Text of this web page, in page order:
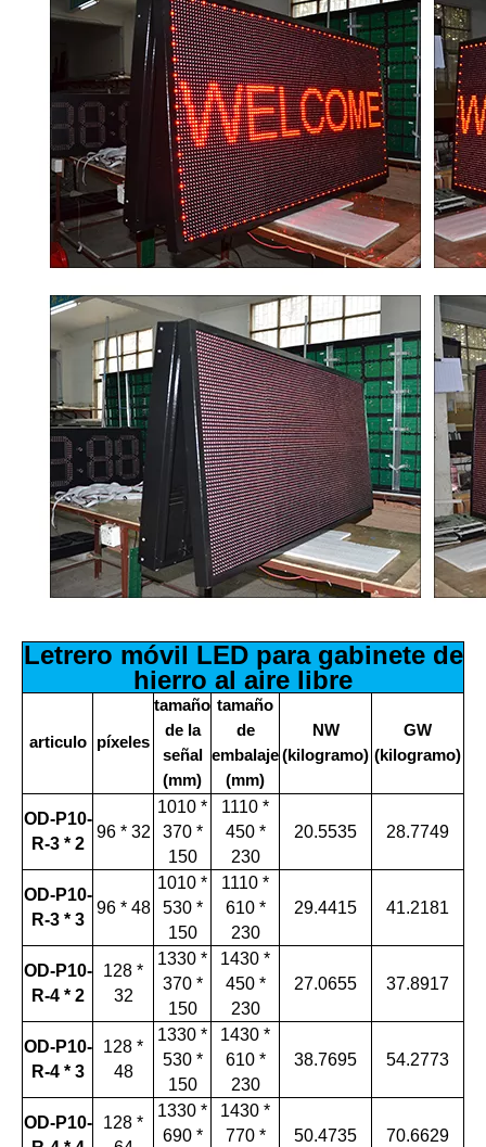
Letrero móvil LED para gabinete de
hierro al aire libre
articulo píxeles
tamaño
de la
señal
(mm)
tamaño
de
embalaje
(mm)
NW
(kilogramo)
GW
(kilogramo)
OD-P10-
R-3 * 2
96 * 32
1010 *
370 *
150
1110 *
450 *
230
20.5535 28.7749
OD-P10-
R-3 * 3
96 * 48
1010 *
530 *
150
1110 *
610 *
230
29.4415 41.2181
OD-P10-
R-4 * 2
128 *
32
1330 *
370 *
150
1430 *
450 *
230
27.0655 37.8917
OD-P10-
R-4 * 3
128 *
48
1330 *
530 *
150
1430 *
610 *
230
38.7695 54.2773
OD-P10-
128 *
1330 *
690 *
1430 *
770 *
50.4735 70.6629